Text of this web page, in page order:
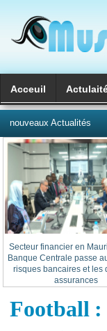
Acceuil
nouveaux Actualités
Secteur financier en
Banque Centrale passe
risques bancaires et les
assurances
Football :